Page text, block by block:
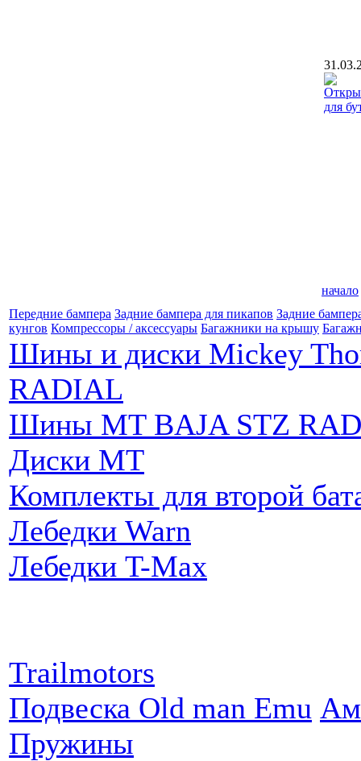
начало
Передние бампера Задние бампера для пикапов Задние
кунгов Компрессоры / аксессуары Багажники на крышу
Шины и диски Mickey
RADIAL
Шины MT BAJA STZ
Диски MT
Комплекты для второй
Лебедки Warn
Лебедки T-Max
Trailmotors
Подвеска Old man Emu
Пружины